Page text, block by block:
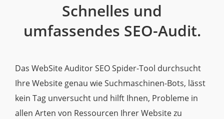
Schnelles und
umfassendes SEO-Audit.
Das WebSite Auditor SEO Spider-Tool durchsucht
Ihre Website genau wie Suchmaschinen-Bots, lässt
kein Tag unversucht und hilft Ihnen, Probleme in
allen Arten von Ressourcen Ihrer Website zu